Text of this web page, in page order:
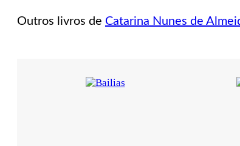
Outros livros de Catarina Nunes de